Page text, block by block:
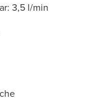
3,5 l/min